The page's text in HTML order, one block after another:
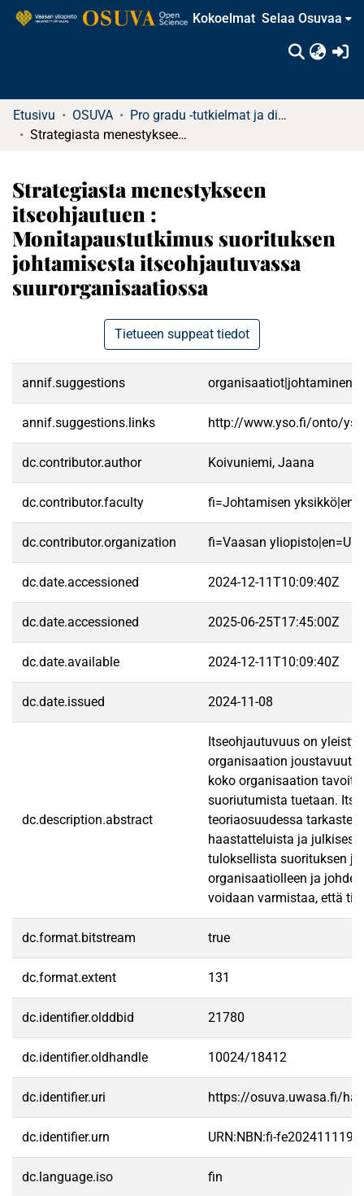
Kokoelmat Selaa Osuvaa
Etusivu OSUVA
Pro gradu -tutkielmat ja diplomityöt
Strategiasta menestykseen itseohjautuen : Monitapaustutkimus suorituksen johtamisesta itseohjautuvassa suurorganisaatiossa
Strategiasta menestykseen
itseohjautuen :
Monitapaustutkimus suorituksen
johtamisesta itseohjautuvassa
suurorganisaatiossa
Tietueen suppeat tiedot
annif.suggestions
annif.suggestions.links http://www.yso.fi/onto/
dc.contributor.author Koivuniemi, Jaana
dc.contributor.faculty fi=Johtamisen
dc.contributor.organization fi=Vaasan
dc.date.accessioned 2024-12-11T10:09:40Z
dc.date.accessioned 2025-06-25T17:45:00Z
dc.date.available 2024-12-11T10:09:40Z
dc.date.issued 2024-11-08
dc.description.abstract
Itseohjautuvuus on
organisaation
koko organisaation
suoriutumista tuetaan.
teoriaosuudessa
haastatteluista ja
tuloksellista suorituksen
organisaatiolleen ja
voidaan varmistaa, että
dc.format.bitstream true
dc.format.extent 131
dc.identifier.olddbid 21780
dc.identifier.oldhandle 10024/18412
dc.identifier.uri https://osuva.uwasa.fi/
dc.identifier.urn URN:NBN:fi-
dc.language.iso fin